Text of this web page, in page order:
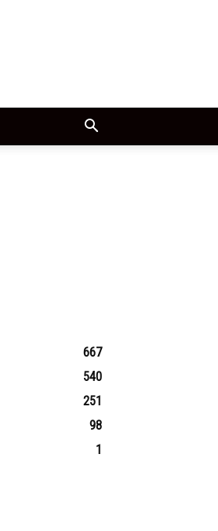
667
540
251
98
1